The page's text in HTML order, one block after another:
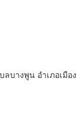
บางพูน อำเภอเมื